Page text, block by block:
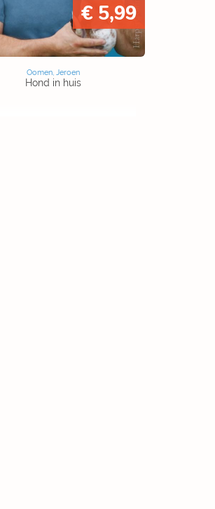
€ 5,99
Oomen, Jeroen
Hond in huis